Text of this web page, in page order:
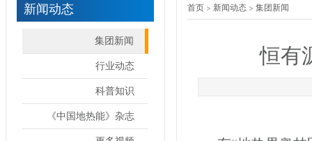
新闻动态
集团新闻
行业动态
科普知识
《中国地热能》杂志
首页 新闻动态 集团新闻
恒有